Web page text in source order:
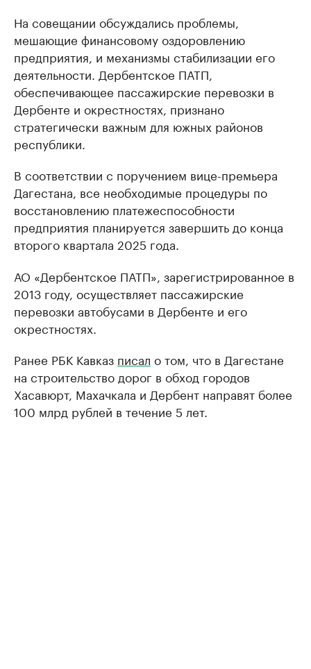
На совещании обсуждались проблемы,
мешающие финансовому оздоровлению
предприятия, и механизмы стабилизации его
деятельности. Дербентское ПАТП,
обеспечивающее пассажирские перевозки в
Дербенте и окрестностях, признано
стратегически важным для южных районов
республики.
В соответствии с поручением вице-премьера
Дагестана, все необходимые процедуры по
восстановлению платежеспособности
предприятия планируется завершить до конца
второго квартала 2025 года.
АО «Дербентское ПАТП», зарегистрированное в
2013 году, осуществляет пассажирские
перевозки автобусами в Дербенте и его
окрестностях.
Ранее РБК Кавказ писал о том, что в Дагестане
на строительство дорог в обход городов
Хасавюрт, Махачкала и Дербент направят более
100 млрд рублей в течение 5 лет.